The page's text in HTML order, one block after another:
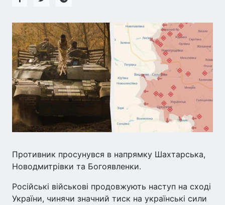
Противник просунувся в напрямку Шахтарська,
Новодмитрівки та Богоявленки.
Російські військові продовжують наступ на сході
України, чинячи значний тиск на українські сили